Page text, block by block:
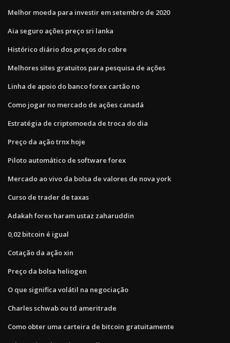
Melhor moeda para investir em setembro de 2020
Aia seguro ações preço sri lanka
Histórico diário dos preços do cobre
Melhores sites gratuitos para pesquisa de ações
Linha de apoio do banco forex cartão no
Como jogar no mercado de ações canadá
Estratégia de criptomoeda de troca do dia
Preço da ação trnx hoje
Piloto automático de software forex
Mercado ao vivo da bolsa de valores de nova york
Curso de trader de taxas
Adakah forex haram ustaz zaharuddin
0,02 bitcoin é igual
Cotação da ação xin
Preço da bolsa heliogen
O que significa volátil na negociação
Charles schwab ou td ameritrade
Como obter uma carteira de bitcoin gratuitamente